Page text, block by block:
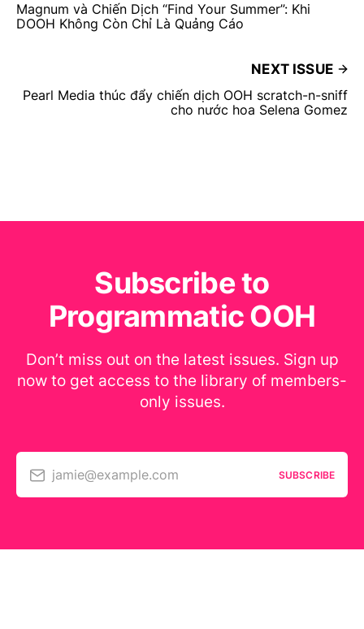
Magnum và Chiến Dịch “Find Your Summer”: Khi
DOOH Không Còn Chỉ Là Quảng Cáo
NEXT ISSUE
Pearl Media thúc đẩy chiến dịch OOH scratch-n-sniff
cho nước hoa Selena Gomez
Subscribe to
Programmatic OOH
Don’t miss out on the latest issues. Sign up
now to get access to the library of members-
only issues.
jamie@example.com SUBSCRIBE